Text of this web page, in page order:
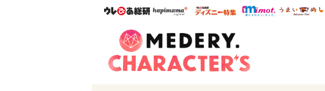
ウレぴあ総研ハピママ* ウレぴあ総研 ディ
mimot.